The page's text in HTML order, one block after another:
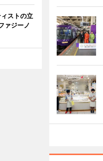
ストの立
ァジーノ